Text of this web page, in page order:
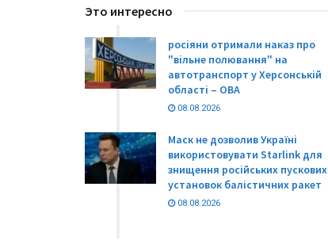
Это интересно
росіяни отримали наказ про
"вільне полювання" на
автотранспорт у Херсонській
області – ОВА
08.08.2026
Маск не дозволив Україні
використовувати Starlink для
знищення російських пускових
установок балістичних ракет
08.08.2026